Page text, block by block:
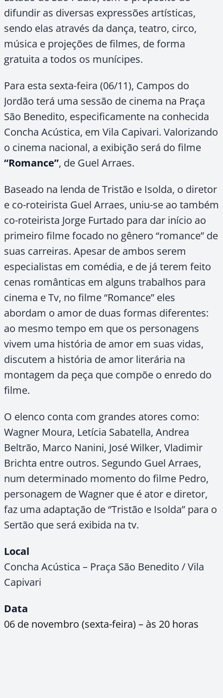
difundir as diversas expressões artísticas,
sendo elas através da dança, teatro, circo,
música e projeções de filmes, de forma
gratuita a todos os munícipes.
Para esta sexta-feira (06/11), Campos do
Jordão terá uma sessão de cinema na Praça
São Benedito, especificamente na conhecida
Concha Acústica, em Vila Capivari. Valorizando
o cinema nacional, a exibição será do filme
“Romance”, de Guel Arraes.
Baseado na lenda de Tristão e Isolda, o diretor
e co-roteirista Guel Arraes, uniu-se ao também
co-roteirista Jorge Furtado para dar início ao
primeiro filme focado no gênero “romance” de
suas carreiras. Apesar de ambos serem
especialistas em comédia, e de já terem feito
cenas românticas em alguns trabalhos para
cinema e Tv, no filme “Romance” eles
abordam o amor de duas formas diferentes:
ao mesmo tempo em que os personagens
vivem uma história de amor em suas vidas,
discutem a história de amor literária na
montagem da peça que compõe o enredo do
filme.
O elenco conta com grandes atores como:
Wagner Moura, Letícia Sabatella, Andrea
Beltrão, Marco Nanini, José Wilker, Vladimir
Brichta entre outros. Segundo Guel Arraes,
num determinado momento do filme Pedro,
personagem de Wagner que é ator e diretor,
faz uma adaptação de “Tristão e Isolda” para o
Sertão que será exibida na tv.
Local
Concha Acústica – Praça São Benedito / Vila
Capivari
Data
06 de novembro (sexta-feira) – às 20 horas